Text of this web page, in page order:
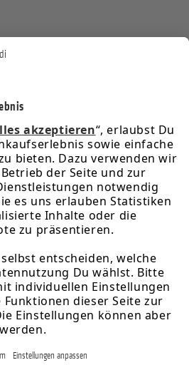
Angebote & Aktionen: